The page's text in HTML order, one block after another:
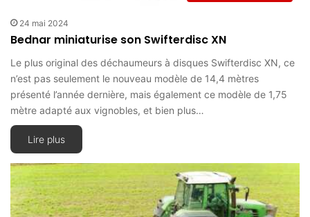
24 mai 2024
Bednar miniaturise son Swifterdisc XN
Le plus original des déchaumeurs à disques Swifterdisc XN, ce
n’est pas seulement le nouveau modèle de 14,4 mètres
présenté l’année dernière, mais également ce modèle de 1,75
mètre adapté aux vignobles, et bien plus…
Lire plus